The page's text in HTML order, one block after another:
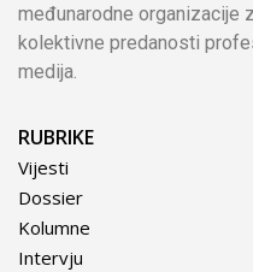
međunarodne organizacije
kolektivne predanosti
medija.
RUBRIKE
Vijesti
Dossier
Kolumne
Intervju